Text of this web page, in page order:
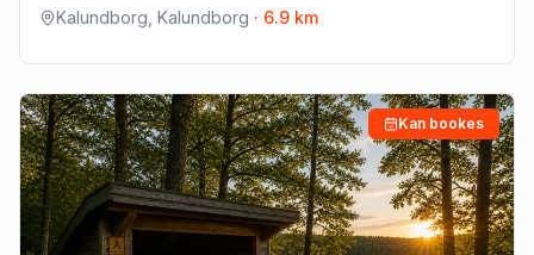
Kalundborg Kalundborg · 6.9 km
Kan bookes